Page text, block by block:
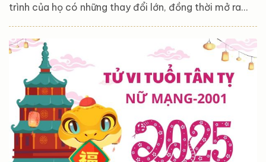
trình của họ có những thay đổi lớn, đồng thời mở ra
năm nay sẽ mang đến cả thách thức lẫn cơ hội để
khẳng định năng lực, bản lĩnh của nam Tân Tỵ. Từ
công việc, tài chính cho đến tình duyên và gia đạo,
mọi khía cạnh đều có những biến động đáng chú ý,...